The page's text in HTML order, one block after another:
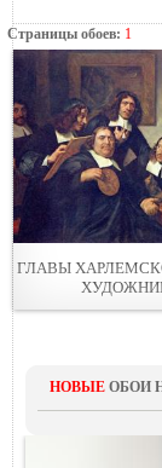
Страницы обоев: 1
ГЛАВЫ
НОВЫЕ ОБОИ